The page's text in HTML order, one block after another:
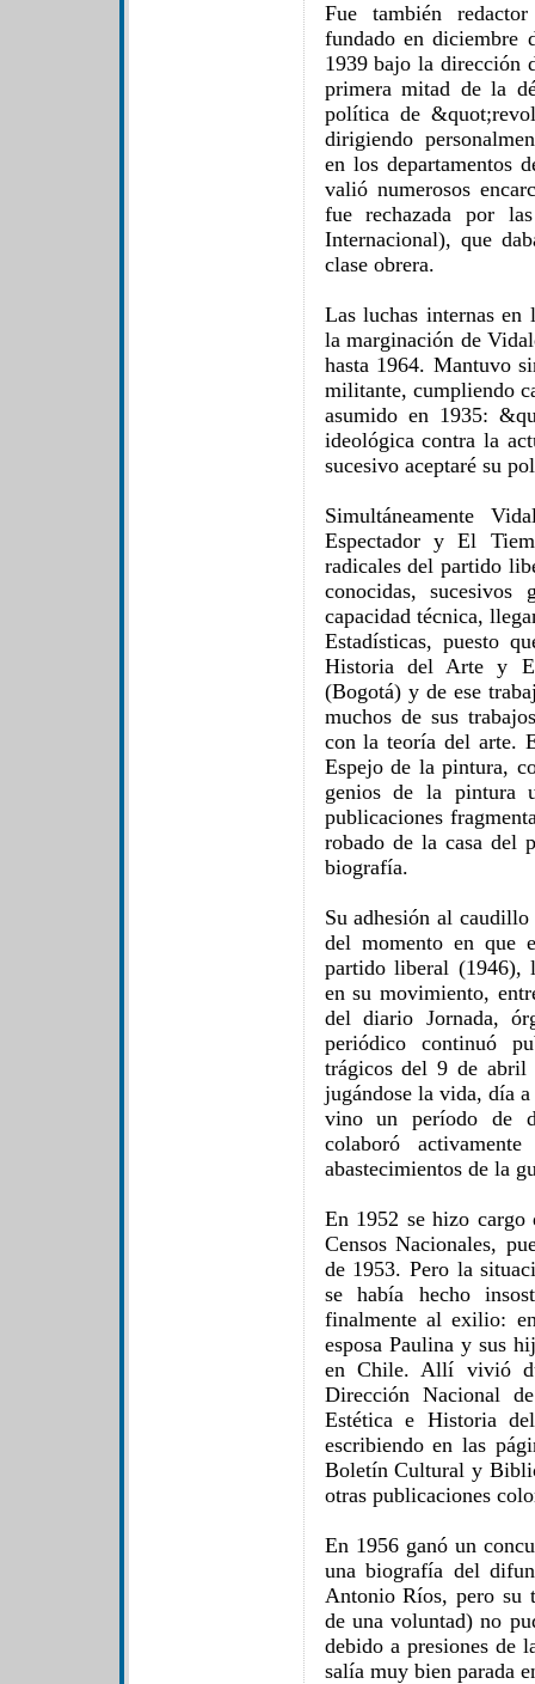
Fue también
fundado en diciembre
1939 bajo la dirección
primera mitad de la
política de
dirigiendo
en los departamentos
valió numerosos
fue rechazada por
Internacional), que
clase obrera.
Las luchas internas en
la marginación de
hasta 1964. Mantuvo
militante, cumpliendo
asumido en 1935:
ideológica contra la
sucesivo aceptaré su
Simultáneamente
Espectador y El
radicales del partido
conocidas, sucesivos
capacidad técnica,
Estadísticas, puesto
Historia del Arte y
(Bogotá) y de ese
muchos de sus
con la teoría del arte.
Espejo de la pintura,
genios de la pintura
publicaciones
robado de la casa del
biografía.
Su adhesión al
del momento en que
partido liberal (1946),
en su movimiento,
del diario Jornada,
periódico continuó
trágicos del 9 de abril
jugándose la vida, día
vino un período de
colaboró
abastecimientos de la
En 1952 se hizo cargo
Censos Nacionales,
de 1953. Pero la
se había hecho
finalmente al exilio:
esposa Paulina y sus
en Chile. Allí vivió
Dirección Nacional
Estética e Historia
escribiendo en las
Boletín Cultural y
otras publicaciones
En 1956 ganó un
una biografía del
Antonio Ríos, pero su
de una voluntad) no
debido a presiones de
salía muy bien parada